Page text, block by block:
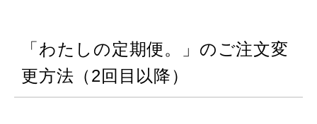
「わたしの定期便。」のご注文変
更方法（2回目以降）